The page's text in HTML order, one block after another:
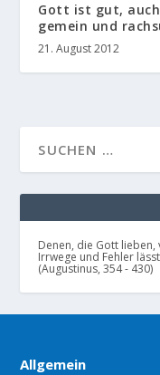
Gott ist gut,
gemein und
21. August 2012
Denen, die Gott lieben,
Irrwege und Fehler
(Augustinus, 354 - 430)
Allgemein